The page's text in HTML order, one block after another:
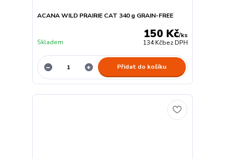
ACANA WILD PRAIRIE CAT 340 g GRAIN-FREE
150 Kč/ks
134 Kčbez DPH
Skladem
Přidat do košíku